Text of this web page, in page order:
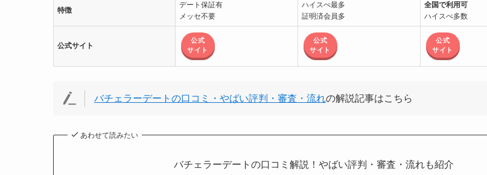
特徴
デート保証有
メッセ不要
ハイスぺ最多
証明済会員多
全国で利用可
ハイスぺ多数
公式サイト
公式
サイト
公式
サイト
公式
サイト
バチェラーデートの口コミ・やばい評判・審査・流れの解説記事はこちら
あわせて読みたい
バチェラーデートの口コミ解説！やばい評判・審査・流れも紹介